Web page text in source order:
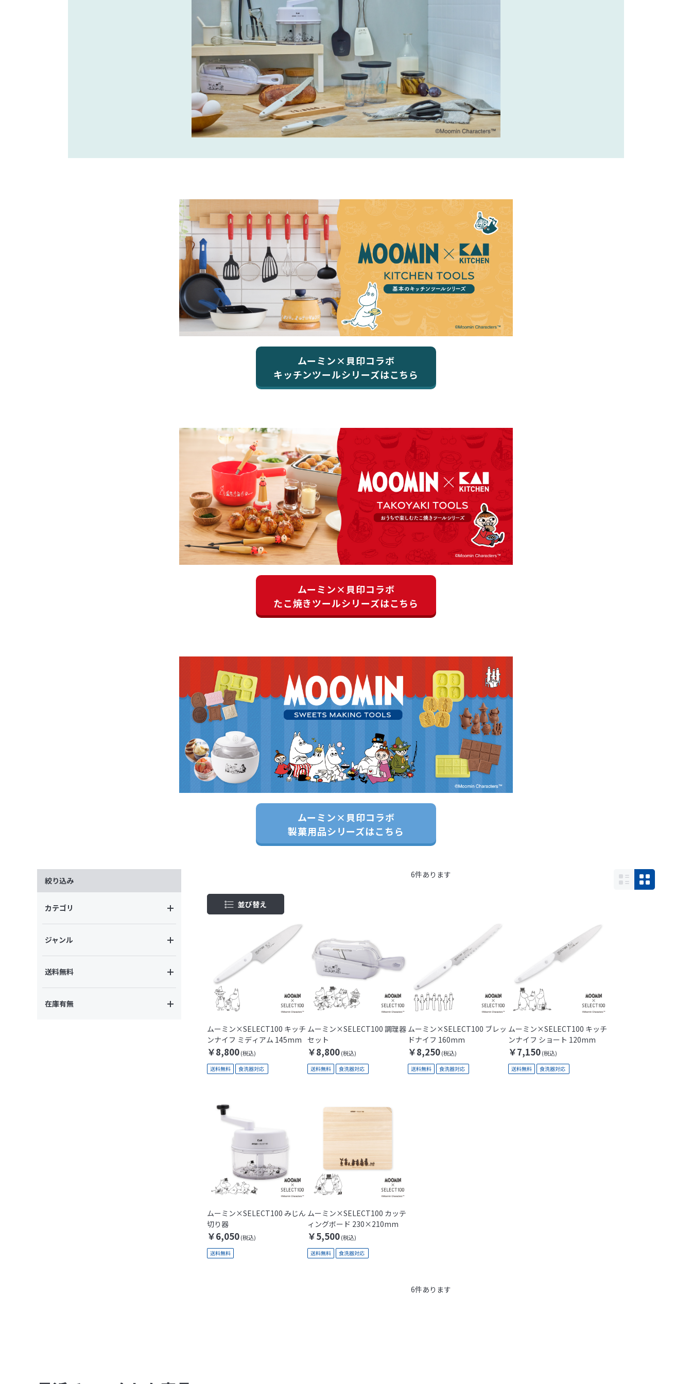
ムーミン×貝印コラボ
キッチンツールシリーズはこちら
ムーミン×貝印コラボ
たこ焼きツールシリーズはこちら
ムーミン×貝印コラボ
製菓用品シリーズはこちら
絞り込み
カテゴリ
ジャンル
送料無料
在庫有無
並び替え
発売日
価格(安い順)
価格(高い順)
発売日＋商品名
6件あります
ムーミン×SELECT100 キッチ
ンナイフ ミディアム 145mm
￥8,800
ムーミン×SELECT100 調理器
セット
￥8,800
ムーミン×SELECT100 ブレッ
ドナイフ 160mm
￥8,250
ムーミン×SELECT100 キッチ
ンナイフ ショート 120mm
￥7,150
ムーミン×SELECT100 みじん
切り器
￥6,050
ムーミン×SELECT100 カッテ
ィングボード 230×210mm
￥5,500
6件あります